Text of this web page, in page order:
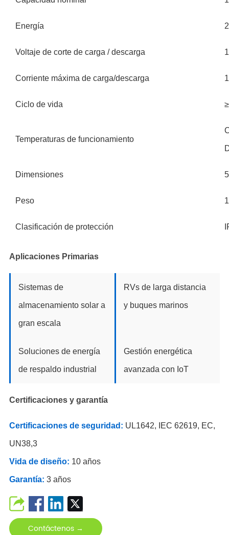
Energía
Voltaje de corte de carga / descarga
Corriente máxima de carga/descarga
Ciclo de vida
Temperaturas de funcionamiento
Dimensiones
Peso
Clasificación de protección
Aplicaciones Primarias
Sistemas de
almacenamiento solar a
gran escala
RVs de larga distancia
y buques marinos
Soluciones de energía
de respaldo industrial
Gestión energética
avanzada con IoT
Certificaciones y garantía
Certificaciones de seguridad: UL1642, IEC 62619, EC,
UN38,3
Vida de diseño: 10 años
Garantía: 3 años
Contáctenos →